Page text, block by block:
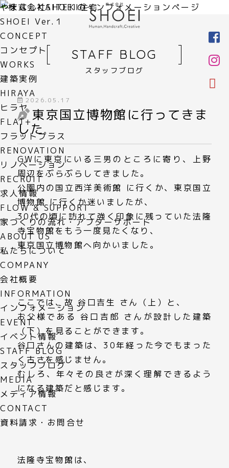
やまなしKAITEKI住宅
SHOEI Ver.１
CONCEPT
コンセプト
WORKS
建築実例
HIRAYA
ヒラヤ
FLAT+
フラットプラス
RENOVATION
リノベーション
RECRUIT
求人情報
FLOW & SUPPORT
家づくりの流れ・アフターサポート
ABOUT US
私たちについて
COMPANY
会社概要
INFORMATION
インフォメーション
EVENT
イベント情報
STAFF BLOG
スタッフブログ
MEDIA
メディア情報
CONTACT
資料請求・お問合せ
STAFF BLOG
スタッフブログ
2026.05.17
東京国立博物館に行ってきま
した
GWに東京にいる三男のところに寄り、上野
周辺をぶらぶらしてきました。
公園内の国立西洋美術館 に行くか、 東京国立
博物館に行くか迷いましたが、
30代の頃に訪れて強く印象に残っていた法隆
寺宝物館をもう一度見たくなり、
東京国立博物館へ向かいました。
ここでは、故谷口吉生 さん（上）と、
お父様である 谷口吉郎 さんが設計した建築
（下）を見ることができます。
谷口さんの建築は、30年経った今でもまった
く古さを感じません。
むしろ、年々その良さが深く理解できるよう
になる建築だと感じます。
法隆寺宝物館は、